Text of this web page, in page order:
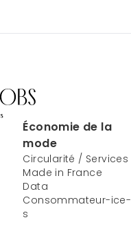
Économie de la
mode
Circularité / Services
Made in France
Data
Consommateur-ice-
s